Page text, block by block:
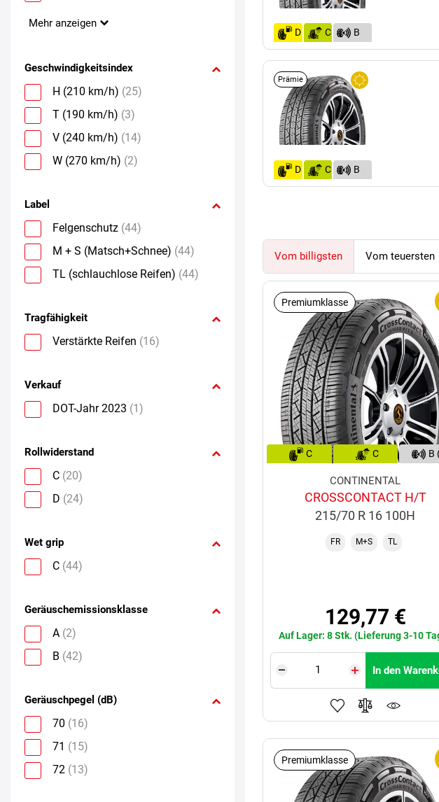
Mehr anzeigen
Geschwindigkeitsindex
H (210 km/h) (25)
T (190 km/h) (3)
V (240 km/h) (14)
W (270 km/h) (2)
Label
Felgenschutz (44)
M + S (Matsch+Schnee) (44)
TL (schlauchlose Reifen) (44)
Tragfähigkeit
Verstärkte Reifen (16)
Verkauf
DOT-Jahr 2023 (1)
Rollwiderstand
C (20)
D (24)
Wet grip
C (44)
Geräuschemissionsklasse
A (2)
B (42)
Geräuschpegel (dB)
70 (16)
71 (15)
72 (13)
D C
B
(70)
Prämie
D C
B
(70)
Vom billigsten Vom teuersten
Premiumklasse
C C B
CONTINENTAL
CROSSCONTACT H/T
215/70 R 16 100H
FR M+S TL
129,77 €
Auf Lager: 8 Stk. (Lieferung 3-10
In den
Premiumklasse